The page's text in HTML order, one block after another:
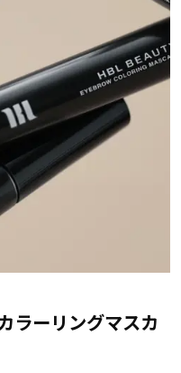
ラーリングマスカ